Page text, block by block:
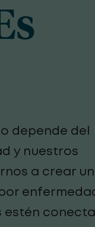
depende del
y nuestros
a crear un
estén